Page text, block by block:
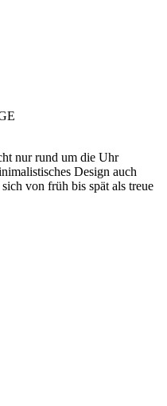
nur rund um die Uhr
Design auch
von früh bis spät als treue